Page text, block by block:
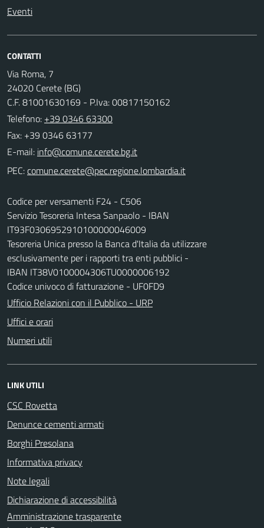
Eventi
CONTATTI
Via Roma, 7
24020 Cerete (BG)
C.F. 81001630169 - P.Iva: 00817150162
Telefono: +39 0346 63300
Fax: +39 0346 63177
E-mail:
PEC:
Codice per versamenti F24 - C506
Servizio Tesoreria Intesa Sanpaolo - IBAN
IT93F0306952910100000046009
Tesoreria Unica presso la Banca d'Italia da utilizzare
esclusivamente per i rapporti tra enti pubblici -
IBAN IT38V0100004306TU0000006192
Codice univoco di fatturazione - UF0FD9
Ufficio Relazioni con il Pubblico - URP
Uffici e orari
Numeri utili
LINK UTILI
CSC Rovetta
Denunce cementi armati
Borghi Presolana
Informativa privacy
Note legali
Dichiarazione di accessibilità
Amministrazione trasparente